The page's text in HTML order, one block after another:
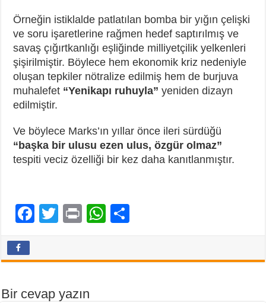
Örneğin istiklalde patlatılan bomba bir yığın çelişki
ve soru işaretlerine rağmen hedef saptırılmış ve
savaş çığırtkanlığı eşliğinde milliyetçilik yelkenleri
şişirilmiştir. Böylece hem ekonomik kriz nedeniyle
oluşan tepkiler nötralize edilmiş hem de burjuva
muhalefet “Yenikapı ruhuyla” yeniden dizayn
edilmiştir.
Ve böylece Marks’ın yıllar önce ileri sürdüğü
“başka bir ulusu ezen ulus, özgür olmaz”
tespiti veciz özelliği bir kez daha kanıtlanmıştır.
F
o
T
Pr W
Bir cevap yazın